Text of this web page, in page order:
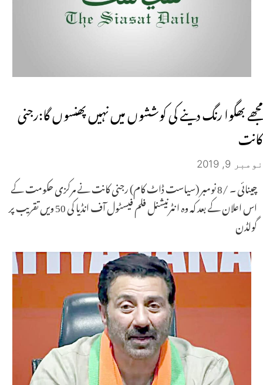
مجھے بھگوا رنگ دینے کی کوششوں میں نہیں پھنسوں گا:رجنی
کانت
نومبر 9, 2019
چینائی ۔ /8 نومبر (سیاست ڈاٹ کام) رجنی کانت نے مرکزی حکومت کے
اس اعلان کے بعد کہ وہ انٹرنیشنل فلم فیسٹول آف انڈیا کی 50 ویں تقریب پر
گولڈن